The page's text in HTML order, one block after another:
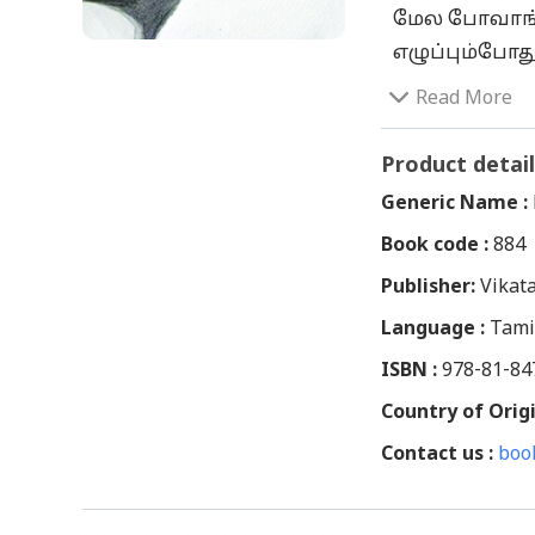
மேல
முடிவது
என்றும்
தனது
அனைத்து
Read More
Product
Generic Name :
Book code : 884
Publisher:
Language :
ISBN : 978-81-
Country of
Contact us :